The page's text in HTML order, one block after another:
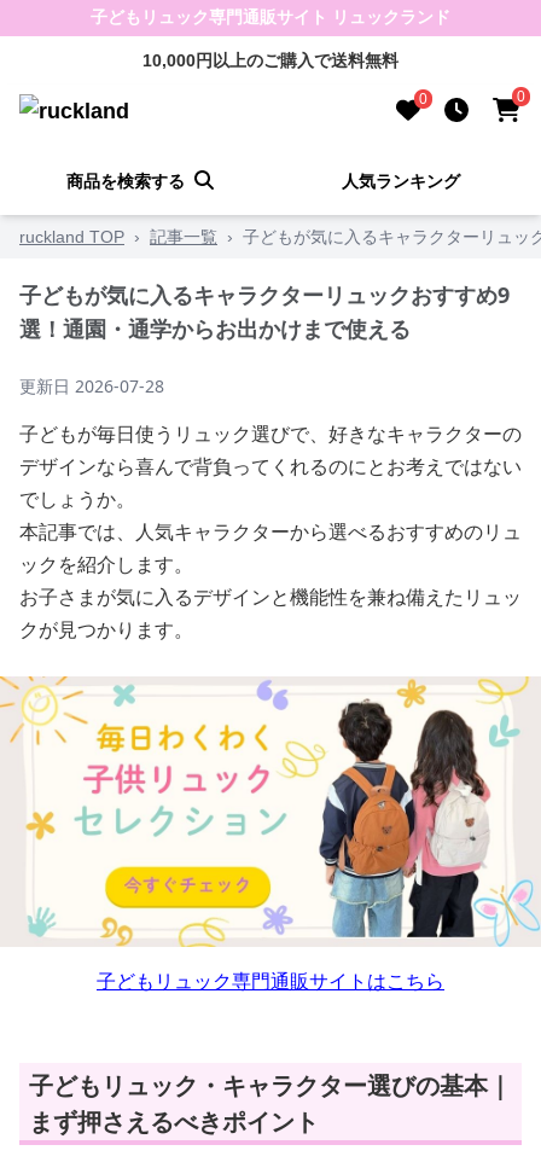
子どもリュック専門通販サイト リュックランド
10,000円以上のご購入で送料無料
0 0
商品を検索する 人気ランキング
ruckland TOP › 記事一覧 › 子どもが気に入るキャラクターリュッ
子どもが気に入るキャラクターリュックおすすめ9
選！通園・通学からお出かけまで使える
更新日 2026-07-28
子どもが毎日使うリュック選びで、好きなキャラクターの
デザインなら喜んで背負ってくれるのにとお考えではない
でしょうか。
本記事では、人気キャラクターから選べるおすすめのリュ
ックを紹介します。
お子さまが気に入るデザインと機能性を兼ね備えたリュッ
クが見つかります。
子どもリュック専門通販サイトはこちら
子どもリュック・キャラクター選びの基本｜
まず押さえるべきポイント